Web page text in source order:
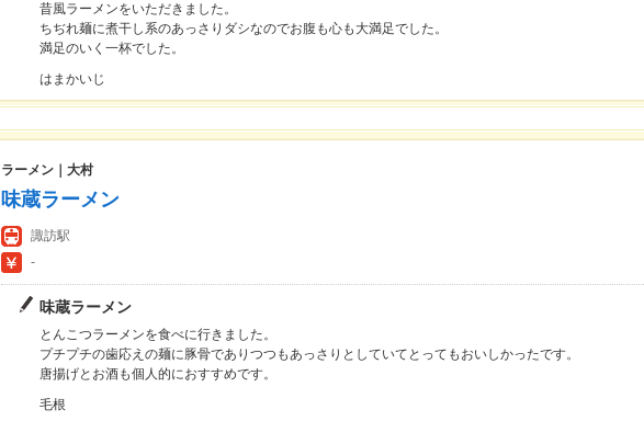
昔風ラーメンをいただきました。
ちぢれ麺に煮干し系のあっさりダシなのでお腹も心も大満足でした。
満足のいく一杯でした。
はまかいじ
ラーメン｜大村
味蔵ラーメン
諏訪駅
-
味蔵ラーメン
とんこつラーメンを食べに行きました。
プチプチの歯応えの麺に豚骨でありつつもあっさりとしていてとってもおいしかったです。
唐揚げとお酒も個人的におすすめです。
毛根